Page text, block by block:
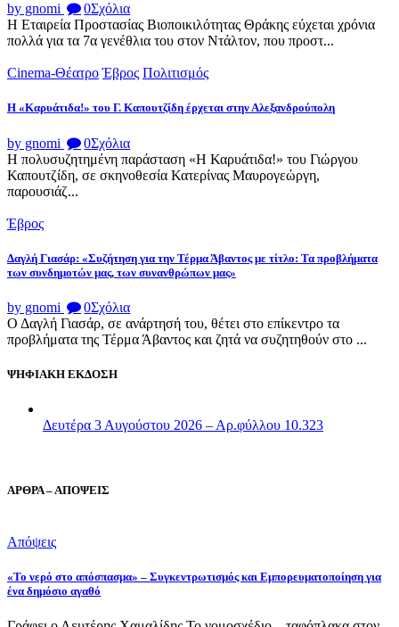
by gnomi 0Σχόλια
Η Εταιρεία Προστασίας Βιοποικιλότητας Θράκης εύχεται χρόνια
πολλά για τα 7α γενέθλια του στον Ντάλτον, που προστ...
Cinema-Θέατρο Έβρος Πολιτισμός
Η «Καρυάτιδα!» του Γ. Καπουτζίδη έρχεται στην Αλεξανδρούπολη
by gnomi 0Σχόλια
Η πολυσυζητημένη παράσταση «Η Καρυάτιδα!» του Γιώργου
Καπουτζίδη, σε σκηνοθεσία Κατερίνας Μαυρογεώργη,
παρουσιάζ...
Έβρος
Δαγλή Γιασάρ: «Συζήτηση για την Τέρμα Άβαντος με τίτλο: Τα προβλήματα
των συνδημοτών μας, των συνανθρώπων μας»
by gnomi 0Σχόλια
Ο Δαγλή Γιασάρ, σε ανάρτησή του, θέτει στο επίκεντρο τα
προβλήματα της Τέρμα Άβαντος και ζητά να συζητηθούν στο ...
ΨΗΦΙΑΚΗ ΕΚΔΟΣΗ
Δευτέρα 3 Αυγούστου 2026 – Αρ.φύλλου 10.323
ΑΡΘΡΑ – ΑΠΟΨΕΙΣ
Απόψεις
«Το νερό στο απόσπασμα» – Συγκεντρωτισμός και Εμπορευματοποίηση για
ένα δημόσιο αγαθό